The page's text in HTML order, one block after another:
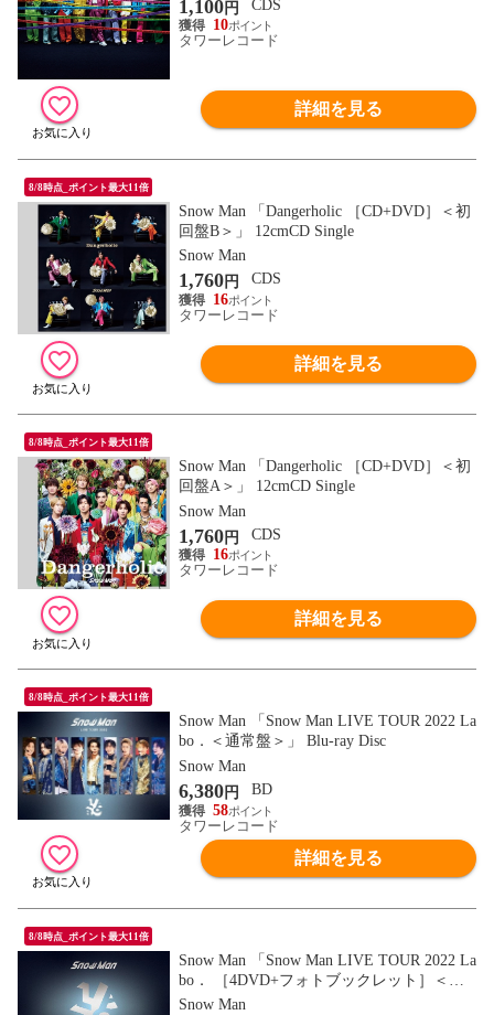
1,100円
CDS
10
タワーレコード
詳細を見る
8/8時点_ポイント最大11倍
Snow Man 「Dangerholic ［CD+DVD］＜初
回盤B＞」 12cmCD Single
Snow Man
1,760円
CDS
16
タワーレコード
詳細を見る
8/8時点_ポイント最大11倍
Snow Man 「Dangerholic ［CD+DVD］＜初
回盤A＞」 12cmCD Single
Snow Man
1,760円
CDS
16
タワーレコード
詳細を見る
8/8時点_ポイント最大11倍
Snow Man 「Snow Man LIVE TOUR 2022 La
bo．＜通常盤＞」 Blu-ray Disc
Snow Man
6,380円
BD
58
タワーレコード
詳細を見る
8/8時点_ポイント最大11倍
Snow Man 「Snow Man LIVE TOUR 2022 La
bo． ［4DVD+フォトブックレット］＜初
回盤＞」 DVD
Snow Man